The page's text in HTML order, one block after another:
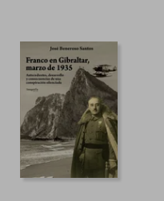
NT$